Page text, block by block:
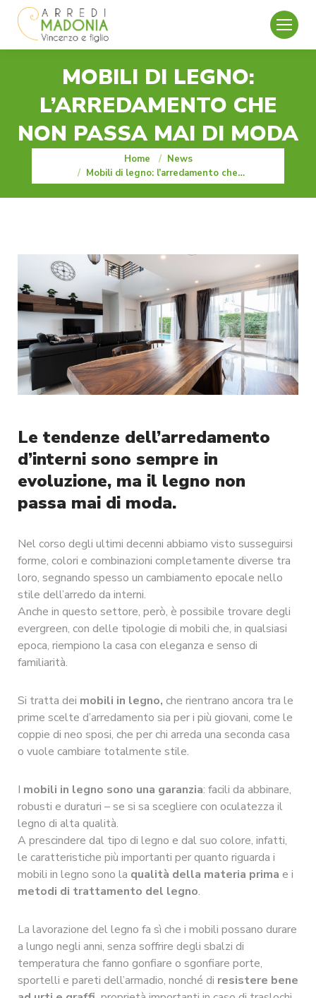
MOBILI DI LEGNO:
L’ARREDAMENTO CHE
NON PASSA MAI DI MODA
Home
News
Mobili di legno: l’arredamento che…
Le tendenze dell’arredamento
d’interni sono sempre in
evoluzione, ma il legno non
passa mai di moda.
Nel corso degli ultimi decenni abbiamo visto susseguirsi
forme, colori e combinazioni completamente diverse tra
loro, segnando spesso un cambiamento epocale nello
stile dell’arredo da interni.
Anche in questo settore, però, è possibile trovare degli
evergreen, con delle tipologie di mobili che, in qualsiasi
epoca, riempiono la casa con eleganza e senso di
familiarità.
Si tratta dei mobili in legno, che rientrano ancora tra le
prime scelte d’arredamento sia per i più giovani, come le
coppie di neo sposi, che per chi arreda una seconda casa
o vuole cambiare totalmente stile.
I mobili in legno sono una garanzia: facili da abbinare,
robusti e duraturi – se si sa scegliere con oculatezza il
legno di alta qualità.
A prescindere dal tipo di legno e dal suo colore, infatti,
le caratteristiche più importanti per quanto riguarda i
mobili in legno sono la qualità della materia prima e i
metodi di trattamento del legno.
La lavorazione del legno fa sì che i mobili possano durare
a lungo negli anni, senza soffrire degli sbalzi di
temperatura che fanno gonfiare o sgonfiare porte,
sportelli e pareti dell’armadio, nonché di resistere bene